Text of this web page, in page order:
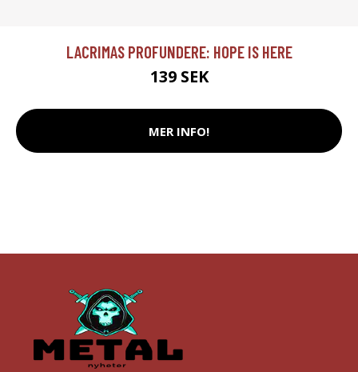
LACRIMAS PROFUNDERE: HOPE IS HERE
139 SEK
MER INFO!